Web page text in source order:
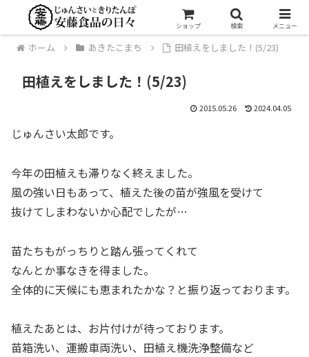
ホーム あきたこまち 田植えをしました！(5/23)
田植えをしました！(5/23)
2015.05.26 2024.04.05
じゅんさい太郎です。
今年の田植えも滞りなく終えました。
風の強い日もあって、植えた後の苗が強風を受けて
抜けてしまわないか心配でしたが…
苗たちもがっちりと踏ん張ってくれて
なんとか事なきを得ました。
全体的に天候にも恵まれたかな？と振り返っております。
植えたあとは、お片付けが待っております。
苗箱洗い、運搬車両洗い、田植え機洗浄整備など
ショップ 検索 メニュー